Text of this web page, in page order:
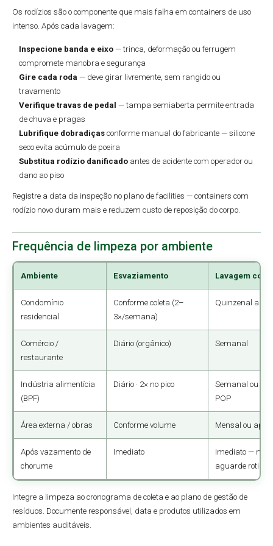
Os rodízios são o componente que mais falha em containers de uso
intenso. Após cada lavagem:
Inspecione banda e eixo — trinca, deformação ou ferrugem
compromete manobra e segurança
Gire cada roda — deve girar livremente, sem rangido ou
travamento
Verifique travas de pedal — tampa semiaberta permite entrada
de chuva e pragas
Lubrifique dobradiças conforme manual do fabricante — silicone
seco evita acúmulo de poeira
Substitua rodízio danificado antes de acidente com operador ou
dano ao piso
Registre a data da inspeção no plano de facilities — containers com
rodízio novo duram mais e reduzem custo de reposição do corpo.
Frequência de limpeza por ambiente
Ambiente Esvaziamento Lavagem
Condomínio
residencial
Conforme coleta (2–
3×/semana)
Quinzenal a
Comércio /
restaurante
Diário (orgânico) Semanal
Indústria alimentícia
(BPF)
Diário · 2× no pico
Semanal ou
POP
Área externa / obras Conforme volume Mensal ou
Após vazamento de
chorume
Imediato
Imediato — não
aguarde rotina
Integre a limpeza ao cronograma de coleta e ao plano de gestão de
resíduos. Documente responsável, data e produtos utilizados em
ambientes auditáveis.